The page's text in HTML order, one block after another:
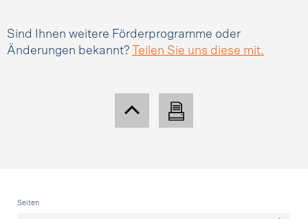
Sind Ihnen weitere Förderprogramme oder
Änderungen bekannt?
Teilen Sie uns diese mit.
Fusszeile
Seiten